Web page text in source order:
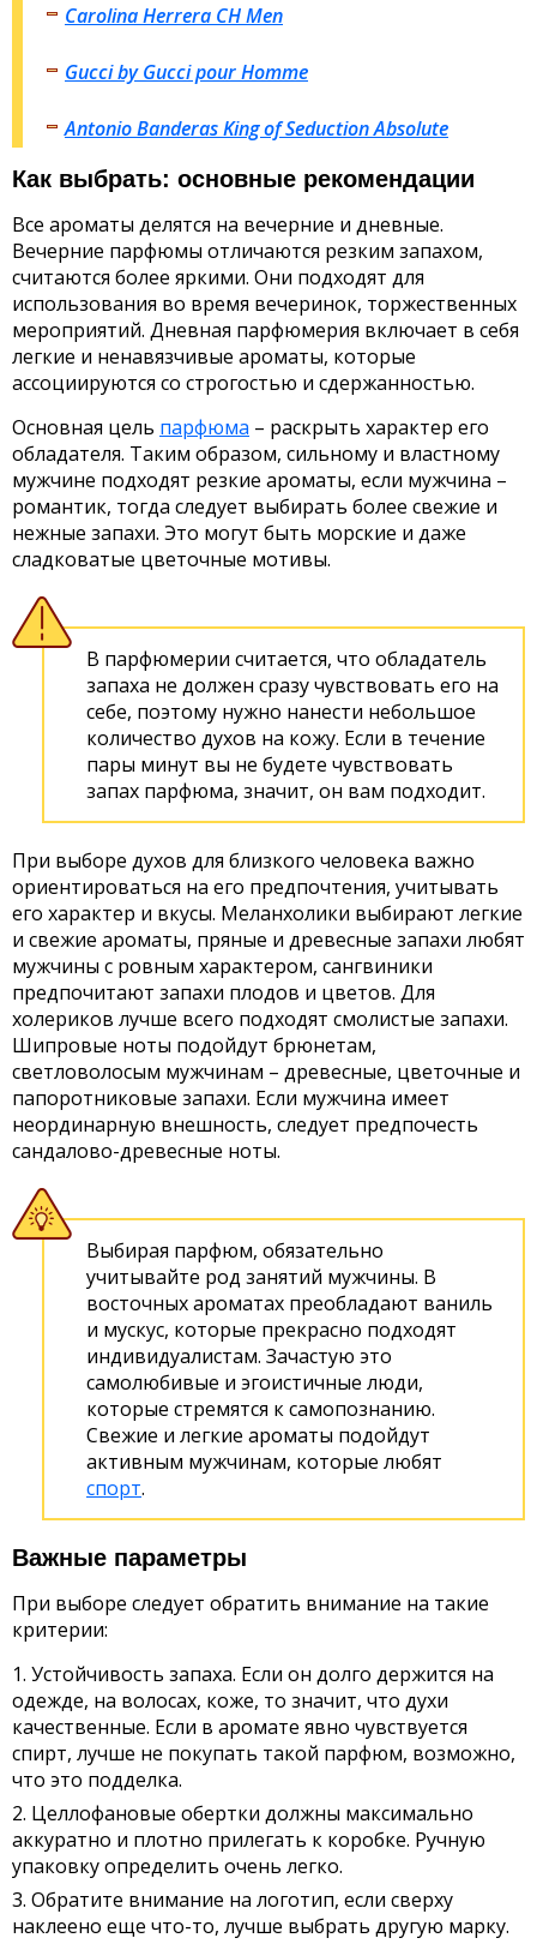
Carolina Herrera CH Men
Gucci by Gucci pour Homme
Antonio Banderas King of Seduction Absolute
Как выбрать: основные рекомендации
Все ароматы делятся на вечерние и дневные.
Вечерние парфюмы отличаются резким запахом,
считаются более яркими. Они подходят для
использования во время вечеринок, торжественных
мероприятий. Дневная парфюмерия включает в себя
легкие и ненавязчивые ароматы, которые
ассоциируются со строгостью и сдержанностью.
Основная цель парфюма – раскрыть характер его
обладателя. Таким образом, сильному и властному
мужчине подходят резкие ароматы, если мужчина –
романтик, тогда следует выбирать более свежие и
нежные запахи. Это могут быть морские и даже
сладковатые цветочные мотивы.
В парфюмерии считается, что обладатель
запаха не должен сразу чувствовать его на
себе, поэтому нужно нанести небольшое
количество духов на кожу. Если в течение
пары минут вы не будете чувствовать
запах парфюма, значит, он вам подходит.
При выборе духов для близкого человека важно
ориентироваться на его предпочтения, учитывать
его характер и вкусы. Меланхолики выбирают легкие
и свежие ароматы, пряные и древесные запахи любят
мужчины с ровным характером, сангвиники
предпочитают запахи плодов и цветов. Для
холериков лучше всего подходят смолистые запахи.
Шипровые ноты подойдут брюнетам,
светловолосым мужчинам – древесные, цветочные и
папоротниковые запахи. Если мужчина имеет
неординарную внешность, следует предпочесть
сандалово-древесные ноты.
Выбирая парфюм, обязательно
учитывайте род занятий мужчины. В
восточных ароматах преобладают ваниль
и мускус, которые прекрасно подходят
индивидуалистам. Зачастую это
самолюбивые и эгоистичные люди,
которые стремятся к самопознанию.
Свежие и легкие ароматы подойдут
активным мужчинам, которые любят
спорт.
Важные параметры
При выборе следует обратить внимание на такие
критерии:
Устойчивость запаха. Если он долго держится на
одежде, на волосах, коже, то значит, что духи
качественные. Если в аромате явно чувствуется
спирт, лучше не покупать такой парфюм, возможно,
что это подделка.
Целлофановые обертки должны максимально
аккуратно и плотно прилегать к коробке. Ручную
упаковку определить очень легко.
Обратите внимание на логотип, если сверху
наклеено еще что-то, лучше выбрать другую марку.